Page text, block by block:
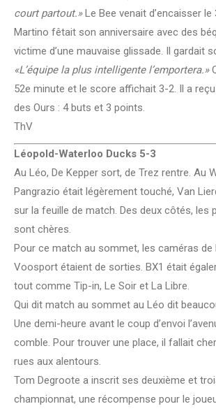
court partout.»Le Bee venait d’encaisser le
Martino fêtait son anniversaire avec des
victime d’une mauvaise glissade. Il gardait
«L’équipe la plus intelligente l’emportera.»
52e minute et le score affichait 3-2. Il a
des Ours : 4 buts et 3 points.
ThV
Léopold-Waterloo Ducks 5-3
Au Léo, De Kepper sort, de Trez rentre. Au
Pangrazio était légèrement touché, Van
sur la feuille de match. Des deux côtés, les
sont chères.
Pour ce match au sommet, les caméras de
Voosport étaient de sorties. BX1 était
tout comme Tip-in, Le Soir et La Libre.
Qui dit match au sommet au Léo dit
Une demi-heure avant le coup d’envoi
comble. Pour trouver une place, il fallait
rues aux alentours.
Tom Degroote a inscrit ses deuxième et
championnat, une récompense pour le